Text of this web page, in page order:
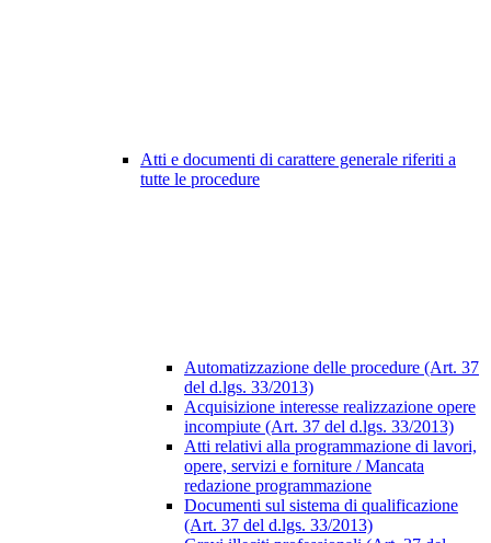
Atti e documenti di carattere generale riferiti a
tutte le procedure
Automatizzazione delle procedure (Art. 37
del d.lgs. 33/2013)
Acquisizione interesse realizzazione opere
incompiute (Art. 37 del d.lgs. 33/2013)
Atti relativi alla programmazione di lavori,
opere, servizi e forniture / Mancata
redazione programmazione
Documenti sul sistema di qualificazione
(Art. 37 del d.lgs. 33/2013)